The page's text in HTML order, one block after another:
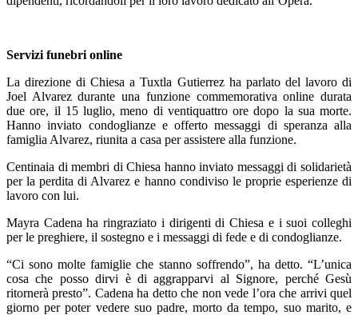
Servizi funebri online
La direzione di Chiesa a Tuxtla Gutierrez ha parlato del lavoro di
Joel Alvarez durante una funzione commemorativa online durata
due ore, il 15 luglio, meno di ventiquattro ore dopo la sua morte.
Hanno inviato condoglianze e offerto messaggi di speranza alla
famiglia Alvarez, riunita a casa per assistere alla funzione.
Centinaia di membri di Chiesa hanno inviato messaggi di solidarietà
per la perdita di Alvarez e hanno condiviso le proprie esperienze di
lavoro con lui.
Mayra Cadena ha ringraziato i dirigenti di Chiesa e i suoi colleghi
per le preghiere, il sostegno e i messaggi di fede e di condoglianze.
“Ci sono molte famiglie che stanno soffrendo”, ha detto. “L’unica
cosa che posso dirvi è di aggrapparvi al Signore, perché Gesù
ritornerà presto”. Cadena ha detto che non vede l’ora che arrivi quel
giorno per poter vedere suo padre, morto da tempo, suo marito, e